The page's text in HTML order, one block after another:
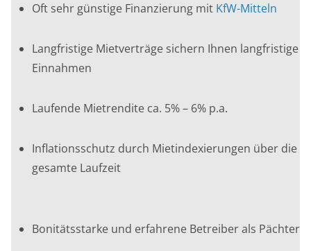
Oft sehr günstige Finanzierung mit KfW-Mitteln
Langfristige Mietverträge sichern Ihnen langfristige
Einnahmen
Laufende Mietrendite ca. 5% – 6% p.a.
Inflationsschutz durch Mietindexierungen über die
gesamte Laufzeit
Bonitätsstarke und erfahrene Betreiber als Pächter